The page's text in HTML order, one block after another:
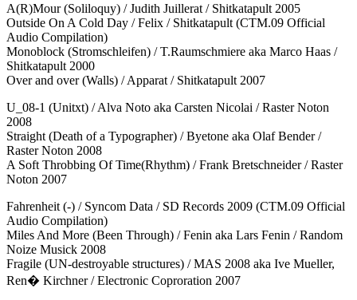
A(R)Mour (Soliloquy) / Judith Juillerat / Shitkatapult 2005
Outside On A Cold Day / Felix / Shitkatapult (CTM.09 Official
Audio Compilation)
Monoblock (Stromschleifen) / T.Raumschmiere aka Marco Haas /
Shitkatapult 2000
Over and over (Walls) / Apparat / Shitkatapult 2007
U_08-1 (Unitxt) / Alva Noto aka Carsten Nicolai / Raster Noton
2008
Straight (Death of a Typographer) / Byetone aka Olaf Bender /
Raster Noton 2008
A Soft Throbbing Of Time(Rhythm) / Frank Bretschneider / Raster
Noton 2007
Fahrenheit (-) / Syncom Data / SD Records 2009 (CTM.09 Official
Audio Compilation)
Miles And More (Been Through) / Fenin aka Lars Fenin / Random
Noize Musick 2008
Fragile (UN-destroyable structures) / MAS 2008 aka Ive Mueller,
Ren� Kirchner / Electronic Coproration 2007